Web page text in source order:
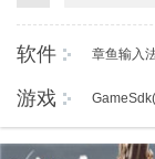
版
交易系统
官方最新
软件 章鱼输入
游戏